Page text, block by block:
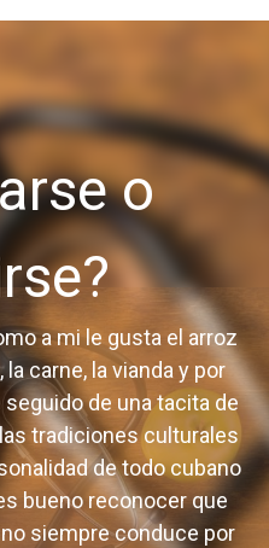
o
a mi le gusta el arroz
carne, la vianda y por
de una tacita de
tradiciones culturales
de todo cubano
bueno reconocer que
siempre conduce por